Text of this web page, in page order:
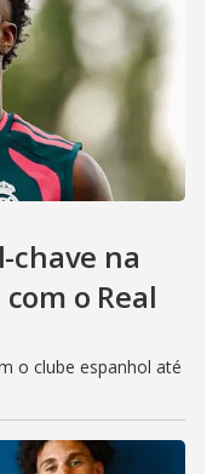
chave na
o Real
o clube espanhol até